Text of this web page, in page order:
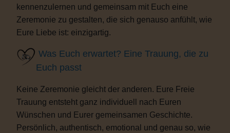
kennenzulernen und gemeinsam mit Euch eine
Zeremonie zu gestalten, die sich genauso anfühlt, wie
Eure Liebe ist: einzigartig.
Was Euch erwartet? Eine Trauung, die zu
Euch passt
Keine Zeremonie gleicht der anderen. Eure Freie
Trauung entsteht ganz individuell nach Euren
Wünschen und Eurer gemeinsamen Geschichte.
Persönlich, authentisch, emotional und genau so, wie